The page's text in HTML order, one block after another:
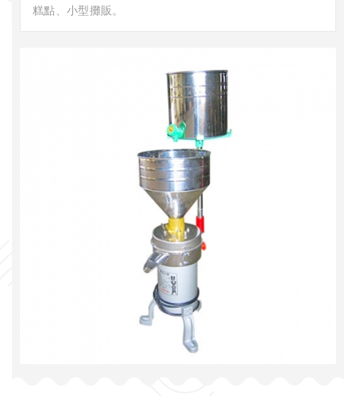
糕點、小型攤販。